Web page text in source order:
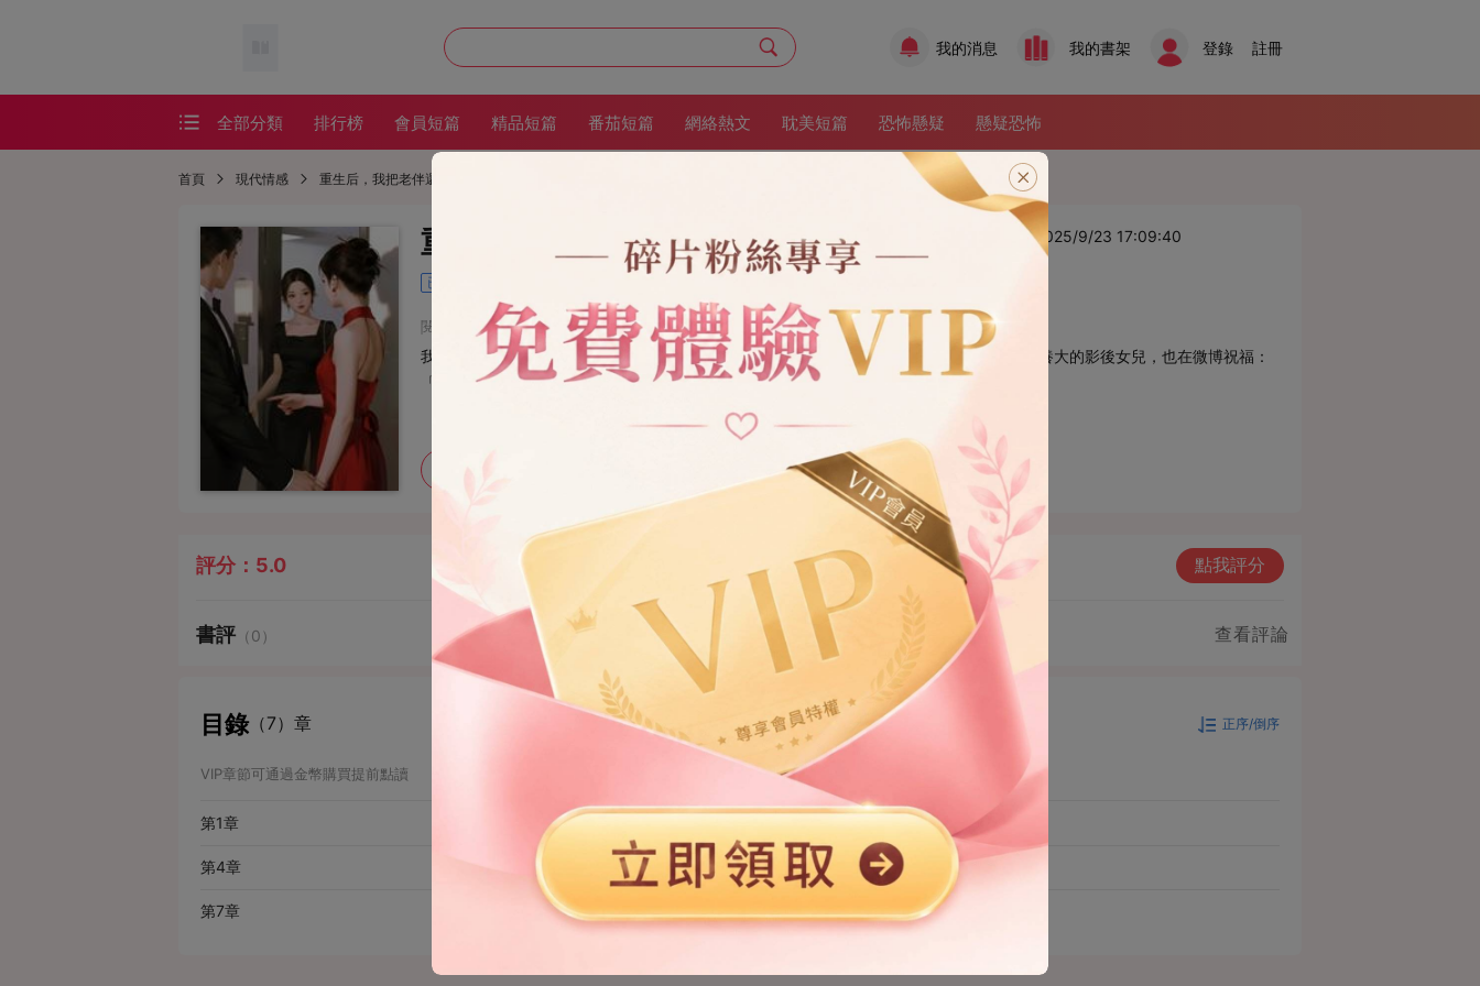
我的消息 我的書架 登錄 註冊
全部分類
會員短篇
番茄短篇
網絡熱文
耽美短篇
恐怖懸疑
懸疑恐怖
排行榜 會員短篇 精品短篇 番茄短篇 網絡熱文 耽美短篇 恐怖懸疑 懸疑恐怖
首頁 現代情感 重生后，我把老伴還給白月光
重生后，我把老伴還給白月光 更新時間：2025/9/23 17:09:40
已完結
閱讀：23778
收藏：10
我生病住院時，70 歲的老伴遇上曾經的白⽉光。 他立即和生病的我離婚，迎娶她。 我辛苦養大的影後女兒，也在微博祝福：
「真愛至上，祝福爸爸媽媽。」 我被活活氣死。 再睜眼，回到了和老伴訂婚那天。
加入書架
評分： 5.0 點我評分
書評 （0） 查看評論
目錄（7）章 正序/倒序
VIP章節可通過金幣購買提前點讀
第1章 第2章 第3章
第4章 第6章
第7章